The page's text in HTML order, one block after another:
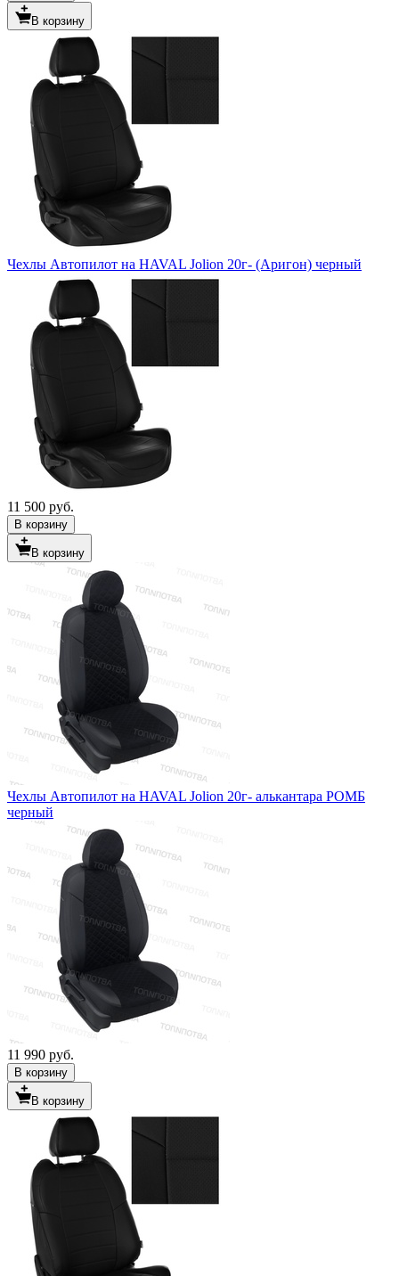
В корзину
Чехлы Автопилот на HAVAL Jolion 20г- (Аригон) черный
11 500 руб.
В корзину
В корзину
Чехлы Автопилот на HAVAL Jolion 20г- алькантара РОМБ
черный
11 990 руб.
В корзину
В корзину